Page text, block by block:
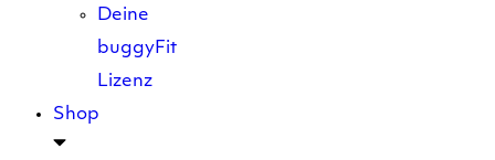
Deine
buggyFit
Lizenz
Shop